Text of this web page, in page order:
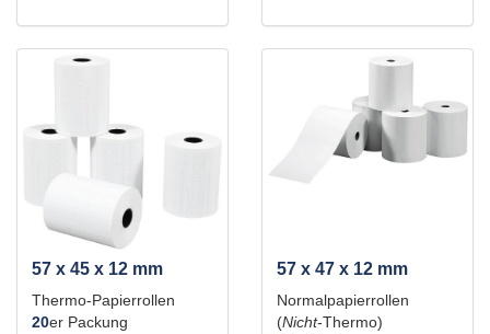
57 x 45 x 12 mm
Thermo-Papierrollen
20er Packung
57 x 47 x 12 mm
Normalpapierrollen
(Nicht-Thermo)